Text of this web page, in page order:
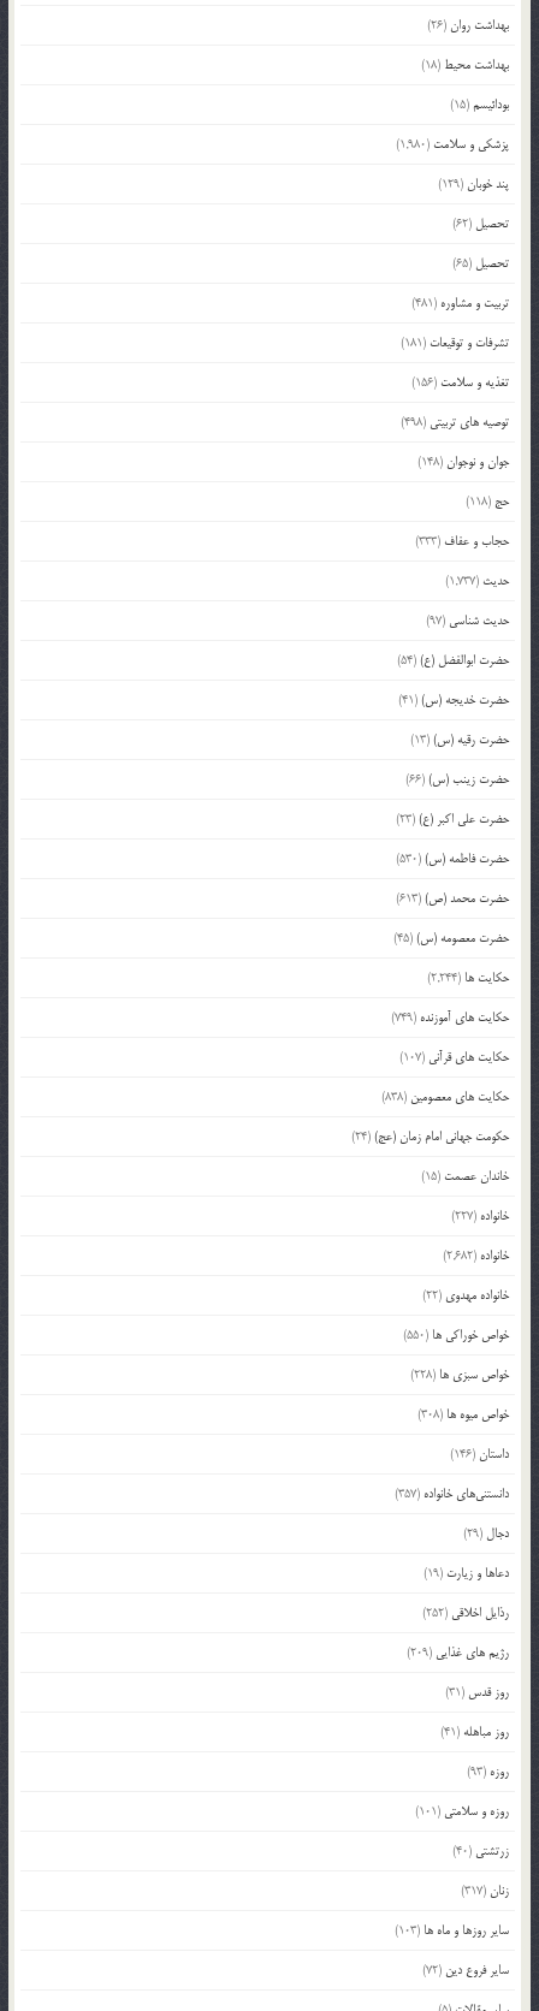
بهداشت روان(26)
بهداشت محیط (18)
بودائیسم(15)
پزشکی و سلامت (1,980)
پند خوبان(129)
تحصیل (62)
تحصیل (65)
تربیت و مشاوره (481)
تشرفات و توقیعات (181)
تغذیه و سلامت (156)
توصیه های تربیتی (498)
جوان و نوجوان(148)
حج (118)
حجاب و عفاف (333)
حدیث (1,737)
حدیث شناسی (97)
حضرت ابوالفضل (ع)(54)
حضرت خدیجه (س)(41)
حضرت رقیه (س)(13)
حضرت زینب (س)(66)
حضرت علی اکبر (ع)(23)
حضرت فاطمه (س)(530)
حضرت محمد (ص)(613)
حضرت معصومه (س)(45)
حکایت ها (2,244)
حکایت های آموزنده (749)
حکایت های قرآنی (107)
حکایت های معصومین (838)
حکومت جهانی امام زمان (عج)(24)
خاندان عصمت (15)
خانواده (227)
خانواده (2,682)
خانواده مهدوی (22)
خواص خوراکی ها (550)
خواص سبزی ها (228)
خواص میوه ها (308)
داستان(146)
دانستنی‌های خانواده (357)
دجال (29)
دعاها و زیارت (19)
رذایل اخلاقی (252)
رژیم های غذایی (209)
روز قدس (31)
روز مباهله (41)
روزه (93)
روزه و سلامتی (101)
زرتشتی (40)
زنان(317)
سایر روزها و ماه ها (103)
سایر فروع دین (72)